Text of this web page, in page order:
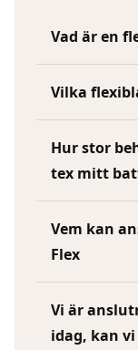
Vad är en
Vilka
Hur stor
tex mitt
Vem kan
Flex
Vi är
idag, kan